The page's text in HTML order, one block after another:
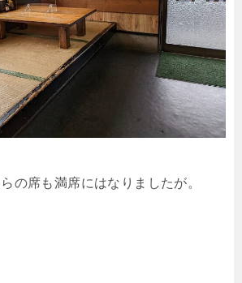
の席も満席にはなりましたが。